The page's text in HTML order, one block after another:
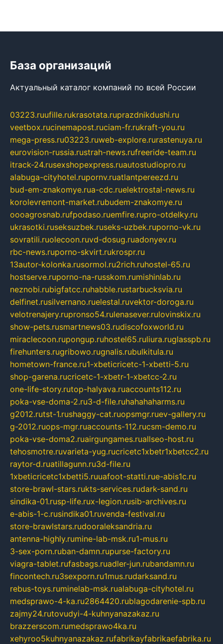
База организаций
Актуальный каталог компаний по всей России
03223.ruufille.rukrasotata.ruprazdnikdushi.ru
veetbox.rucinemapost.ruciam-fr.rukraft-you.ru
mega-press.ru03223.ruweb-explore.rurastenuya.ru
eurovision-russia.rustrah-news.rufreeride-team.ru
itrack-24.rusexshopexpress.ruautostudiopro.ru
alabuga-cityhotel.rupornv.ruatlantpereezd.ru
bud-em-znakomye.rua-cdc.ruelektrostal-news.ru
korolevremont-market.rubudem-znakomye.ru
oooagrosnab.rufpodaso.ruemfire.rupro-otdelky.ru
ukrasotki.ruseksuzbek.ruseks-uzbek.ruporno-vk.ru
sovratili.ruolecoon.ruvd-dosug.ruadonyev.ru
rbc-news.ruporno-skvirt.rukrospr.ru
13autor-kolonka.rusormol.ru2rich.ruhostel-65.ru
hostserve.ruporno-na-russkom.rumishinlab.ru
neznobi.rubigfatcc.ruhabble.rustarbucksvia.ru
delfinet.rusilvernano.ruelestal.ruvektor-doroga.ru
velotrenajery.rupronso54.rulenasever.rulovinskix.ru
show-pets.rusmartnews03.rudiscofoxworld.ru
miraclecoon.rupongup.ruhostel65.ruliura.ruglasspb.ru
firehunters.rugribowo.rugnalis.rubulkitula.ru
hometown-france.ru1-xbeticricetc-1-xbetti-5.ru
shop-garena.rucricetc-1-xbetr-1-xbetcc-2.ru
one-life-story.rutop-halyava.ruaccounts112.ru
poka-vse-doma-2.ru3-d-file.ruhahahaharms.ru
g2012.rutst-1.rushaggy-cat.ruopsmgr.ruev-gallery.ru
g-2012.ruops-mgr.ruaccounts-112.rucsm-demo.ru
poka-vse-doma2.ruairgungames.ruallseo-host.ru
tehosmotre.ruvarieta-yug.rucricetc1xbetr1xbetcc2.ru
raytor-d.ruatillagunn.ru3d-file.ru
1xbeticricetc1xbetti5.ruuafoot-statti.rue-abis1c.ru
store-brawl-stars.rukts-services.rudark-sand.ru
sindika-01.rusp-life.rux-legion.rusib-archives.ru
e-abis-1-c.rusindika01.ruvenda-festival.ru
store-brawlstars.rudooraleksandria.ru
antenna-highly.rumine-lab-msk.ru1-mus.ru
3-sex-porn.ruban-damn.rupurse-factory.ru
viagra-tablet.rufasbags.ruadler-jun.rubandamn.ru
fincontech.ru3sexporn.ru1mus.rudarksand.ru
rebus-toys.ruminelab-msk.rualabuga-cityhotel.ru
medsprawo-4-ka.ru2864420.rublagodarenie-spb.ru
zajmy24.rutovudyi-4-kuhnyanazakaz.ru
brazzerscom.rumedsprawo4ka.ru
xehyroo5kuhnyanazakaz.rufabrikayfabrikaefabrika.ru